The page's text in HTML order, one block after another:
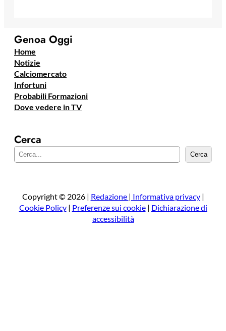
Genoa Oggi
Home
Notizie
Calciomercato
Infortuni
Probabili Formazioni
Dove vedere in TV
Cerca
e
a
Cerca
Copyright © 2026 | Redazione | Informativa privacy|
Cookie Policy| Preferenze sui cookie| Dichiarazione di
accessibilità